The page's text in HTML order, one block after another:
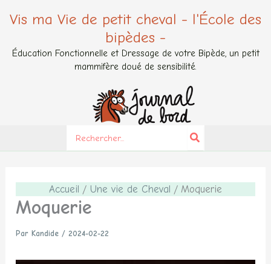
Vis ma Vie de petit cheval - l'École des
bipèdes -
Éducation Fonctionnelle et Dressage de votre Bipède, un petit
mammifère doué de sensibilité.
for:
Accueil Une vie de Cheval Moquerie
Moquerie
Par Kandide/2024-02-22